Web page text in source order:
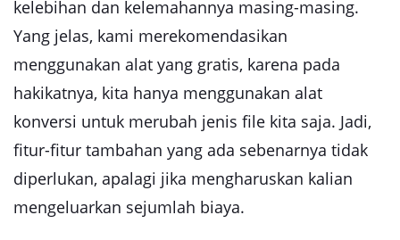
kelebihan dan kelemahannya masing-masing.
Yang jelas, kami merekomendasikan
menggunakan alat yang gratis, karena pada
hakikatnya, kita hanya menggunakan alat
konversi untuk merubah jenis file kita saja. Jadi,
fitur-fitur tambahan yang ada sebenarnya tidak
diperlukan, apalagi jika mengharuskan kalian
mengeluarkan sejumlah biaya.